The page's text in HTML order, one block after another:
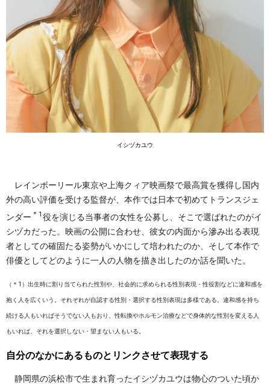
イシヅカユウ
レインボーリール東京や上海クィア映画祭で最高賞を獲得し国内
外の高い評価を受ける監督が、本作では日本で初めてトランスジェ
ンダー ＊1 役を演じる当事者の女性を公募し、そこで選ばれたのがイ
シヅカだった。映画の公開に合わせ、彼女の内面から滲み出る表現
者としての確固たる姿勢がいかにして培われたのか、そして本作で
俳優としてどのように一人の人物を描き出したのか話を聞いた。
（＊1）出生時に割り当てられた性別や、社会的に求められる性別表現・性役割などに違和感を
抱く人を広くいう。それぞれが自認する性別・選択する性別表現は多様である。違和感を持ち
続ける人もいればそうでない人もおり、性転換やホルモン治療などで身体的な性別を変える人
もいれば、それを選択しない・望まない人もいる。
自分のなかにあるものとリンクさせて表現する
静岡県の浜松市で生まれ育ったイシヅカユウは物心のついた頃か